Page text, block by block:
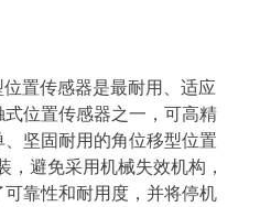
置传感器是最耐用、适应
位置传感器之一，可高精
坚固耐用的角位移型位置
避免采用机械失效机构，
靠性和耐用度，并将停机